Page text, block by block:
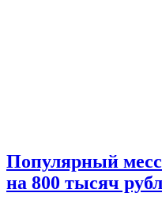
Популярный
на 800 тысяч